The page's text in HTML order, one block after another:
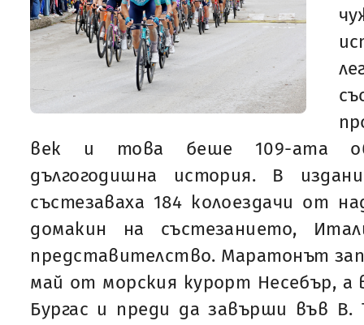
век и това беше 109-ата
дългогодишна история. В
състезаваха 184 колоездачи от
домакин на състезанието,
представителство. Маратонът
май от морския курорт Несебър,
Бургас и преди да завърши във В.